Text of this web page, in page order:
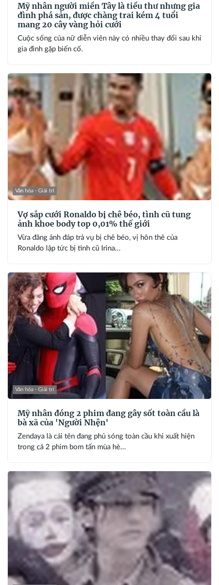
Mỹ nhân người miền Tây là tiểu thư nhưng gia
đình phá sản, được chàng trai kém 4 tuổi
mang 20 cây vàng hỏi cưới
Cuộc sống của nữ diễn viên này có nhiều thay đổi sau khi
gia đình gặp biến cố.
Văn hóa - Giải trí
Vợ sắp cưới Ronaldo bị chê béo, tình cũ tung
ảnh khoe body top 0,01% thế giới
Vừa đăng ảnh đáp trả vụ bị chê béo, vị hôn thê của
Ronaldo lập tức bị tình cũ Irina...
Văn hóa - Giải trí
Mỹ nhân đóng 2 phim đang gây sốt toàn cầu là
bà xã của 'Người Nhện'
Zendaya là cái tên đang phủ sóng toàn cầu khi xuất hiện
trong cả 2 phim bom tấn mùa hè...